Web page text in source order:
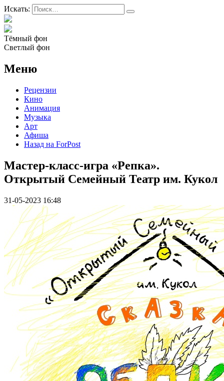
Искать:
Тёмный фон
Светлый фон
Меню
Рецензии
Кино
Анимация
Музыка
Арт
Афиша
Назад на ForPost
Мастер-класс-игра «Репка».
Открытый Семейный Театр им. Кукол
31-05-2023 16:48